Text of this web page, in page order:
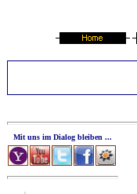
Mit uns im Dialog bleiben ...